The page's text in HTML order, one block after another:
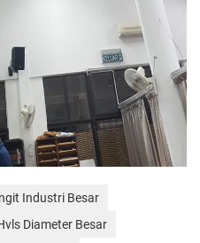
Industri Besar
Diameter Besar